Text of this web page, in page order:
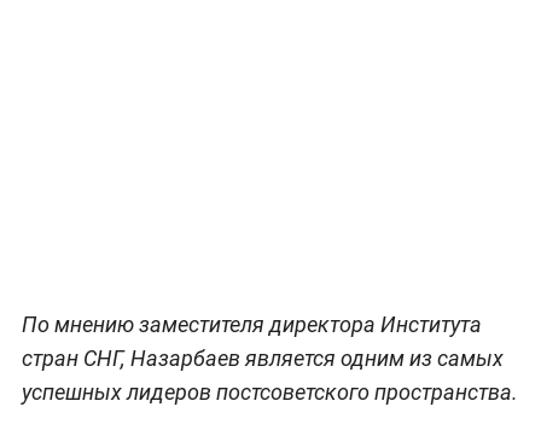
По мнению заместителя директора Института
стран СНГ, Назарбаев является одним из самых
успешных лидеров постсоветского пространства.